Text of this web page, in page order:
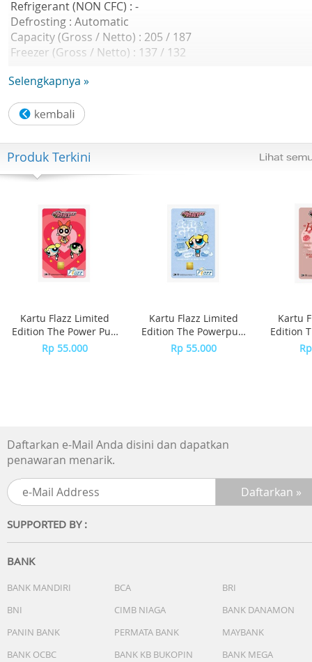
Refrigerant (NON CFC) : -
Defrosting : Automatic
Capacity (Gross / Netto) : 205 / 187
Freezer (Gross / Netto) : 137 / 132
Source : 220 - 240
Depth : 588
Width : 545
Height : 1380
Weight : -
Door : Two Door
Selengkapnya »
Produk Terkini
Kartu Flazz Limited
Edition The Power Puff
Girls
Rp 55.000
Kartu Flazz Limited
Edition The Powerpuff
Girls - Bubble
Rp 55.000
Kartu
Edition
Daftarkan e-Mail Anda disini dan dapatkan
penawaran menarik.
SUPPORTED BY :
BANK
BANK MANDIRI BCA
BRI
BNI
CIMB NIAGA
BANK DANAMON
PANIN BANK
PERMATA BANK
MAYBANK
BANK OCBC
BANK KB BUKOPIN
BANK MEGA